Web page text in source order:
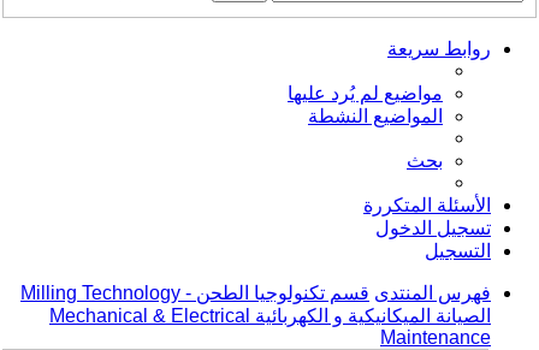
روابط سريعة
مواضيع لم يُرد عليها
المواضيع النشطة
بحث
الأسئلة المتكررة
تسجيل الدخول
التسجيل
فهرس المنتدى قسم تكنولوجيا الطحن - Milling Technology
الصيانة الميكانيكية و الكهربائية Mechanical & Electrical
Maintenance